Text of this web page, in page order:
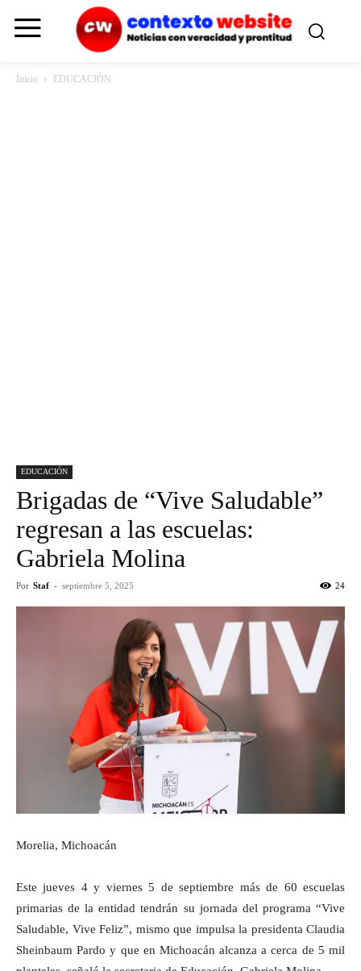
Inicio EDUCACIÓN
EDUCACIÓN
Brigadas de “Vive Saludable”
regresan a las escuelas:
Gabriela Molina
Por Staf - septiembre 5, 2025 24
Morelia, Michoacán
Este jueves 4 y viernes 5 de septiembre más de 60 escuelas
primarias de la entidad tendrán su jornada del programa “Vive
Saludable, Vive Feliz”, mismo que impulsa la presidenta Claudia
Sheinbaum Pardo y que en Michoacán alcanza a cerca de 5 mil